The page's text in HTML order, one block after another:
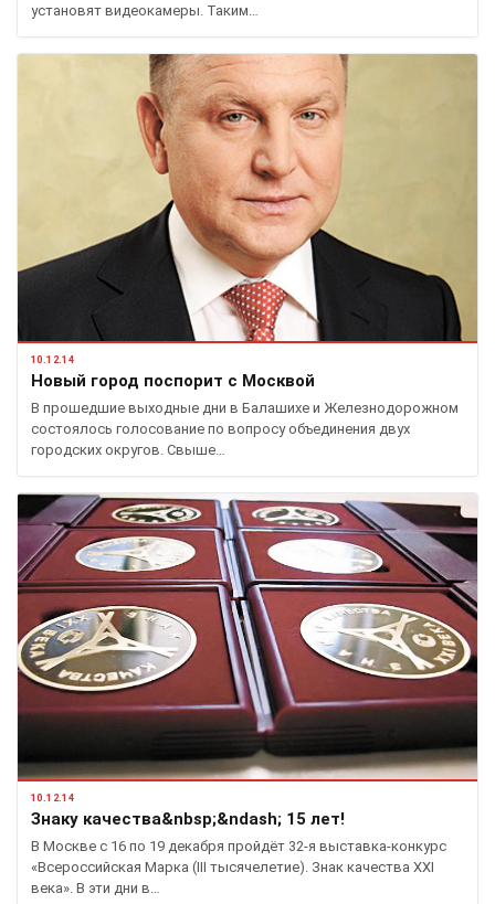
установят видеокамеры. Таким…
10.12.14
Новый город поспорит с Москвой
В прошедшие выходные дни в Балашихе и Железнодорожном
состоялось голосование по вопросу объединения двух
городских округов. Свыше…
10.12.14
Знаку качества&nbsp;&ndash; 15 лет!
В Москве с 16 по 19 декабря пройдёт 32-я выставка-конкурс
«Всероссийская Марка (III тысячелетие). Знак качества XXI
века». В эти дни в…